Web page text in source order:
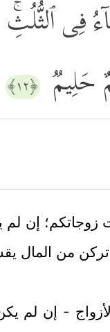
فِی
حَلِیمࣱ ﴿١٢﴾
زوجاتكم؛ إن
تركن من المال
- إن